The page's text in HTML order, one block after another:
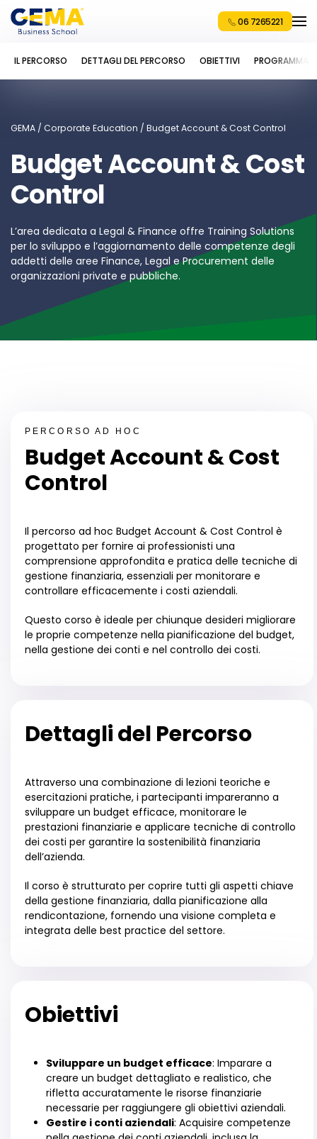
06 7265221
GEMA / Corporate Education / Budget Account & Cost Control
Budget Account & Cost
Control
L’area dedicata a Legal & Finance offre Training Solutions
per lo sviluppo e l’aggiornamento delle competenze degli
addetti delle aree Finance, Legal e Procurement delle
organizzazioni private e pubbliche.
IL PERCORSO DETTAGLI DEL PERCORSO OBIETTIVI PROGRAMMA
PERCORSO AD HOC
Budget Account & Cost
Control
Il percorso ad hoc Budget Account & Cost Control è
progettato per fornire ai professionisti una
comprensione approfondita e pratica delle tecniche di
gestione finanziaria, essenziali per monitorare e
controllare efficacemente i costi aziendali.
Questo corso è ideale per chiunque desideri migliorare
le proprie competenze nella pianificazione del budget,
nella gestione dei conti e nel controllo dei costi.
Dettagli del Percorso
Attraverso una combinazione di lezioni teoriche e
esercitazioni pratiche, i partecipanti impareranno a
sviluppare un budget efficace, monitorare le
prestazioni finanziarie e applicare tecniche di controllo
dei costi per garantire la sostenibilità finanziaria
dell’azienda.
Il corso è strutturato per coprire tutti gli aspetti chiave
della gestione finanziaria, dalla pianificazione alla
rendicontazione, fornendo una visione completa e
integrata delle best practice del settore.
Obiettivi
Sviluppare un budget efficace: Imparare a
creare un budget dettagliato e realistico, che
rifletta accuratamente le risorse finanziarie
necessarie per raggiungere gli obiettivi aziendali.
Gestire i conti aziendali: Acquisire competenze